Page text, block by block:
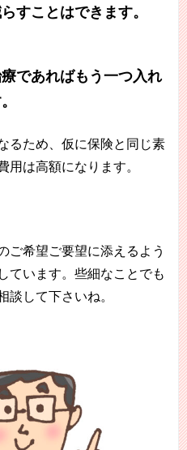
すことはできます。
であればもう一つ入れ
るため、仮に保険と同じ素
用は高額になります。
ご希望ご要望に添えるよう
ています。些細なことでも
談して下さいね。